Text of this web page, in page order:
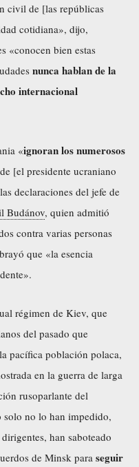
civil de [las repúblicas
cotidiana», dijo,
«conocen bien estas
nunca hablan de la
internacional
«ignoran los numerosos
[el presidente ucraniano
declaraciones del jefe de
Budánov, quien admitió
contra varias personas
que «la esencia
régimen de Kiev, que
del pasado que
pacífica población polaca,
en la guerra de larga
rusoparlante del
solo no lo han impedido,
han saboteado
de Minsk para seguir